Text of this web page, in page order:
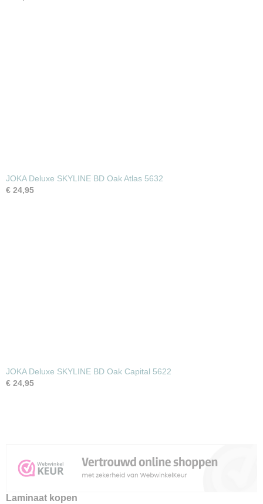
JOKA Deluxe SKYLINE BD Oak Atlas 5632
€ 24,95
JOKA Deluxe SKYLINE BD Oak Capital 5622
€ 24,95
Laminaat kopen